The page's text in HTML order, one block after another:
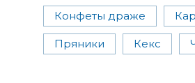
Конфеты драже
Пряники Кекс